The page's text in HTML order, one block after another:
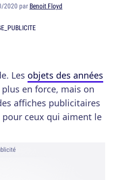
2020 par Benoit Floyd
Les objets des années
en force, mais on
affiches publicitaires
pour ceux qui aiment le